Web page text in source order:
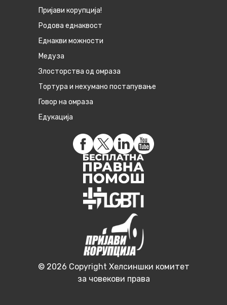
Пријави корупција!
Родова еднаквост
Eднакви можности
Медуза
Злосторства од омраза
Тортура и нехумано постапување
Говор на омраза
Едукација
© 2026 Copyright Хелсиншки комитет
за човекови права